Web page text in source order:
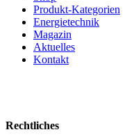
Produkt-Kategorien
Energietechnik
Magazin
Aktuelles
Kontakt
Rechtliches